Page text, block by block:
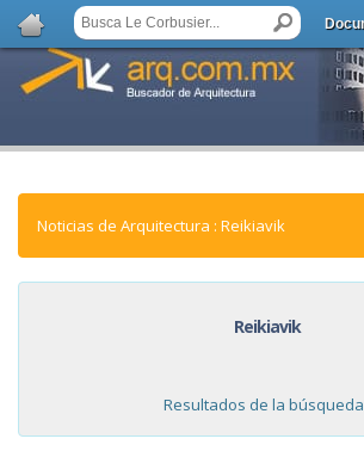
Noticias de Arquitectura : Reikiavik
Reikiavik
Resultados de la